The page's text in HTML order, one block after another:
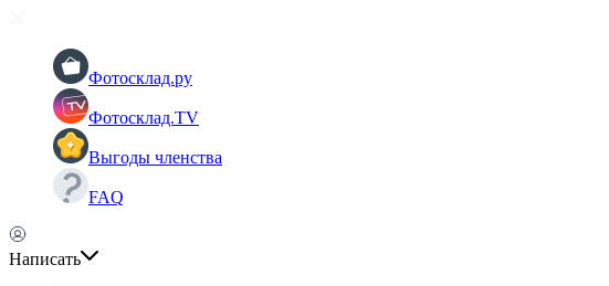
Фотосклад.ру
Фотосклад.TV
Выгоды членства
FAQ
Написать